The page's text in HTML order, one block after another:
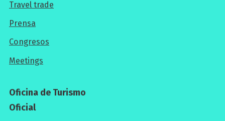
Para
los
profesionales
Travel trade
Prensa
Congresos
Meetings
Oficina de Turismo
Oficial